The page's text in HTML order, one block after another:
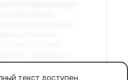
текст доступен